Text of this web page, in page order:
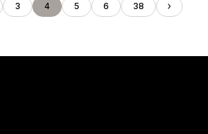
3 4 5 6 38